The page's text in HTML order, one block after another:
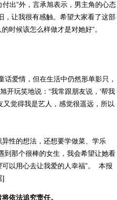
出”外，言承旭表示，男主角的心态
，让我很有感触。希望大家看了这部
时候该怎么样做才是对她好”。
爱情，但在生活中仍然形单影只，
开玩笑地说：“我常跟朋友说，‘帮我
觉得我是艺人，感觉很遥远，所以
性的想法，还想要学做菜、学乐
到那个很棒的女生，我会希望让她看
以用心去让我爱的人幸福”。 本报
]
依法追究责任。